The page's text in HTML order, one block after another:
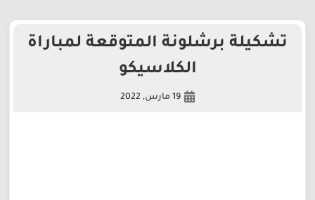
تشكيلة برشلونة المتوقعة لمباراة
الكلاسيكو
19 مارس, 2022